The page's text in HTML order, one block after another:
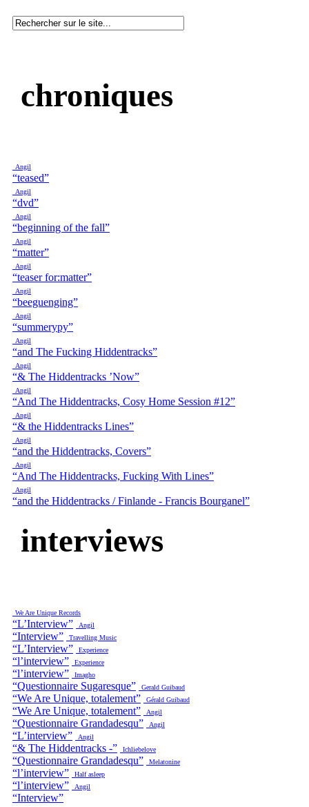
chroniques
Angil
“teased”
Angil
“dvd”
Angil
“beginning of the fall”
Angil
“matter”
Angil
“teaser for:matter”
Angil
“beeguenging”
Angil
“summerypy”
Angil
“and The Fucking Hiddentracks”
Angil
“& The Hiddentracks ’Now”
Angil
“And The Hiddentracks, Cosy Home Session #12”
Angil
“& the Hiddentracks Lines”
Angil
“and the Hiddentracks, Covers”
Angil
“And The Hiddentracks, Fucking With Lines”
Angil
“and the Hiddentracks / Finlande - Francis Bourganel”
interviews
We Are Unique Records
“L’Interview” Angil
“Interview” Travelling Music
“L’Interview” Experience
“l’interview” Experience
“l’interview” Imagho
“Questionnaire Sugaresque” Gerald Guibaud
“We Are Unique, totalement” Gérald Guibaud
“We Are Unique, totalement” Angil
“Questionnaire Grandadesqu” Angil
“L’interview” Angil
“& The Hiddentracks -” Ichliebelove
“Questionnaire Grandadesqu” Melatonine
“l’interview” Half asleep
“l’interview” Angil
“Interview”